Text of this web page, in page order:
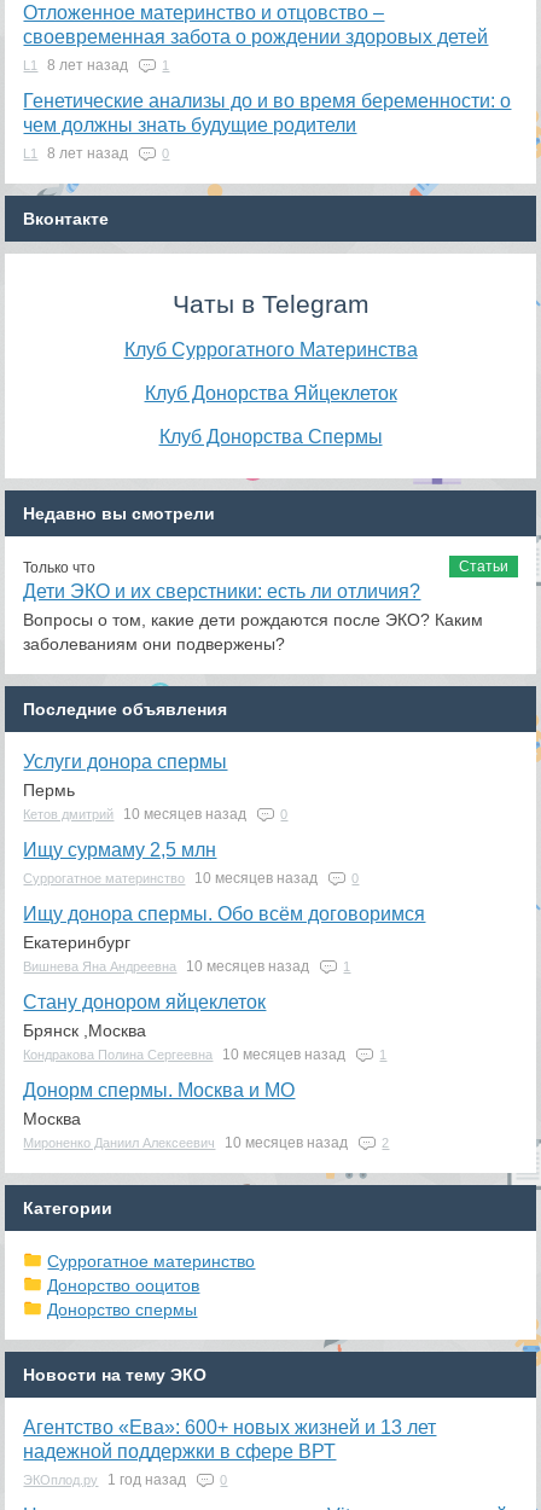
Отложенное материнство и отцовство –
своевременная забота о рождении здоровых детей
L1 8 лет назад 1
Генетические анализы до и во время беременности: о
чем должны знать будущие родители
L1 8 лет назад 0
Вконтакте
Чаты в Telegram
Клуб Суррогатного Материнства
Клуб Донорства Яйцеклеток
Клуб Донорства Спермы
Недавно вы смотрели
Статьи
Только что
Дети ЭКО и их сверстники: есть ли отличия?
Вопросы о том, какие дети рождаются после ЭКО? Каким
заболеваниям они подвержены?
Последние объявления
Услуги донора спермы
Пермь
Кетов дмитрий 10 месяцев назад 0
Ищу сурмаму 2,5 млн
Суррогатное материнство 10 месяцев назад 0
Ищу донора спермы. Обо всём договоримся
Екатеринбург
Вишнева Яна Андреевна 10 месяцев назад 1
Стану донором яйцеклеток
Брянск ,Москва
Кондракова Полина Сергеевна 10 месяцев назад 1
Донорм спермы. Москва и МО
Москва
Мироненко Даниил Алексеевич 10 месяцев назад 2
Категории
Суррогатное материнство
Донорство ооцитов
Донорство спермы
Новости на тему ЭКО
Агентство «Ева»: 600+ новых жизней и 13 лет
надежной поддержки в сфере ВРТ
ЭКОплод.ру 1 год назад 0